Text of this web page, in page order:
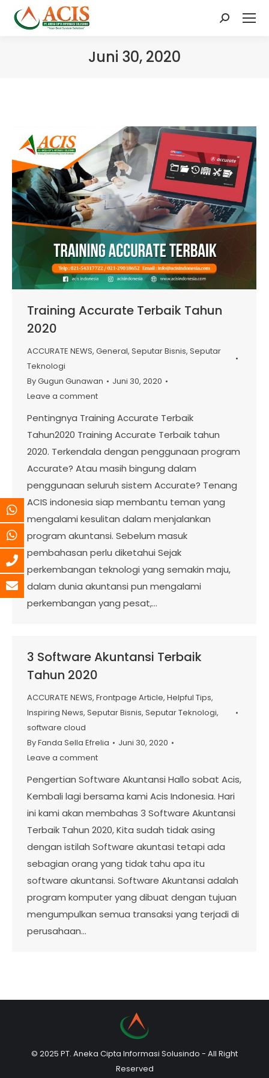
Search:
Juni 30, 2020
Training Accurate Terbaik Tahun
2020
ACCURATE NEWS, General, Seputar Bisnis, Seputar
Teknologi
ByGugun Gunawan
Juni 30, 2020
Leave a comment
Pentingnya Training Accurate Terbaik
Tahun2020 Training Accurate Terbaik tahun
2020. Terkendala dengan penggunaan program
Accurate? Atau masih bingung dalam
penggunaan seluruh sistem Accurate? Tenang
ACIS indonesia siap membantu teman yang
mengalami kesulitan dalam menjalankan
program akuntansi. Sebelum masuk
pembahasan perlu diketahui Sejak
perkembangan teknologi yang semakin maju,
dalam dunia akuntansi pun mengalami
perkembangan yang pesat,…
3 Software Akuntansi Terbaik
Tahun 2020
ACCURATE NEWS, Frontpage Article, Helpful Tips,
Inspiring News, Seputar Bisnis, Seputar Teknologi,
software cloud
ByFanda Sella Efrelia
Juni 30, 2020
Leave a comment
Pengertian Software Akuntansi Hallo sobat Acis,
Kembali lagi bersama kami Acis Indonesia. Hari
ini kami akan membahas 3 Software Akuntansi
Terbaik Tahun 2020, Kita sudah tidak asing
dengan istilah Software akuntasi tetapi ada
sebagian orang yang tidak tahu apa itu
software akuntansi. Software Akuntansi adalah
program komputer yang dibuat dengan tujuan
mengumpulkan semua transaksi yang terjadi di
perusahaan…
© 2025 PT. Aneka Cipta Informasi Solusindo - All Right
Reserved